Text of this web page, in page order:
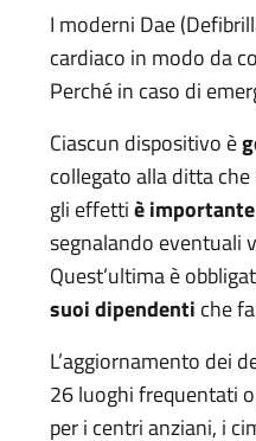
I moderni Dae
cardiaco in modo da
Perché in caso di
Ciascun dispositivo è
collegato alla ditta
gli effettiè
segnalando eventuali
Quest’ultima è
suoi dipendenti che
L’aggiornamento dei
26 luoghi frequentati
per i centri anziani, i